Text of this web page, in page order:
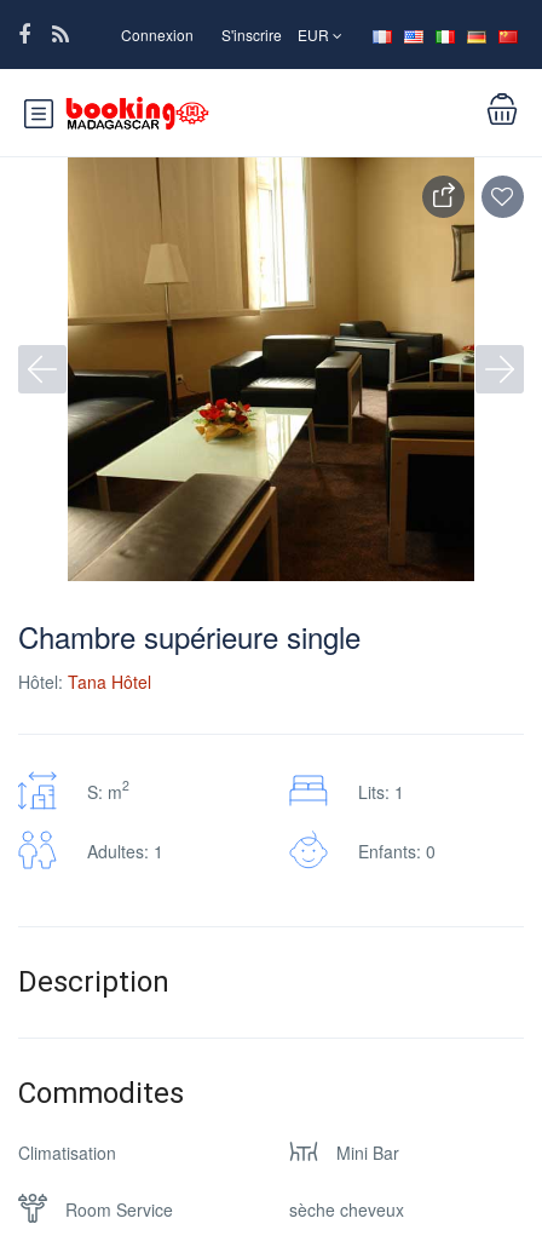
Connexion S'inscrire EUR
Chambre supérieure single
Hôtel: Tana Hôtel
S: m2 Lits: 1
Adultes: 1 Enfants: 0
Description
Commodites
Climatisation Mini Bar
Room Service sèche cheveux